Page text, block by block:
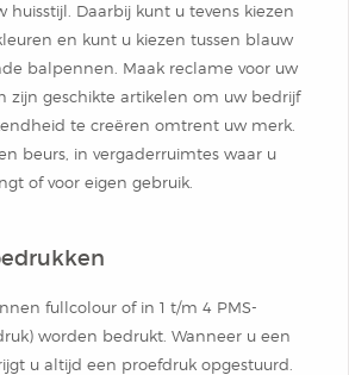
huisstijl. Daarbij kunt u tevens kiezen
en kunt u kiezen tussen blauw
balpennen. Maak reclame voor uw
zijn geschikte artikelen om uw bedrijf
te creëren omtrent uw merk.
beurs, in vergaderruimtes waar u
of voor eigen gebruik.
fullcolour of in 1 t/m 4 PMS-
worden bedrukt. Wanneer u een
u altijd een proefdruk opgestuurd.